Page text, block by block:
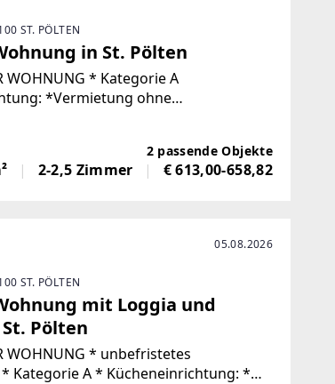
ST. PÖLTEN
in St. Pölten
* Kategorie A
*Vermietung ohne
2 passende Objekte
2-2,5 Zimmer € 613,00-658,82
05.08.2026
ST. PÖLTEN
mit Loggia und
Pölten
* unbefristetes